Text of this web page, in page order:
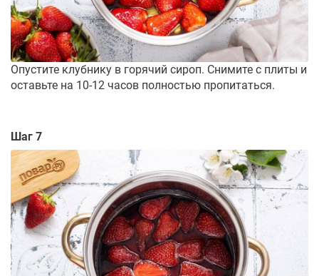
Опустите клубнику в горячий сироп. Снимите с плиты и
оставьте на 10-12 часов полностью пропитаться.
Шаг 7